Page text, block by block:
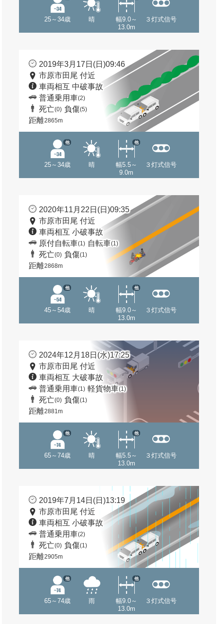
25～34歳 晴
幅9.0～
13.0m
３灯式信号
2019年3月17日(日)09:46
市原市田尾 付近
車両相互 中破事故
普通乗用車(2)
死亡(0) 負傷(5)
距離2865m
25～34歳
他
晴
幅5.5～
9.0m
他
３灯式信号
2020年11月22日(日)09:35
市原市田尾 付近
車両相互 小破事故
原付自転車(1) 自転車(1)
死亡(0) 負傷(1)
距離2868m
45～54歳
他
晴
幅9.0～
13.0m
他
３灯式信号
2024年12月18日(水)17:25
市原市田尾 付近
車両相互 大破事故
普通乗用車(1) 軽貨物車(1)
死亡(0) 負傷(1)
距離2881m
65～74歳
他
晴
幅5.5～
13.0m
他
３灯式信号
2019年7月14日(日)13:19
市原市田尾 付近
車両相互 小破事故
普通乗用車(2)
死亡(0) 負傷(1)
距離2905m
65～74歳
他
雨
幅9.0～
13.0m
他
３灯式信号